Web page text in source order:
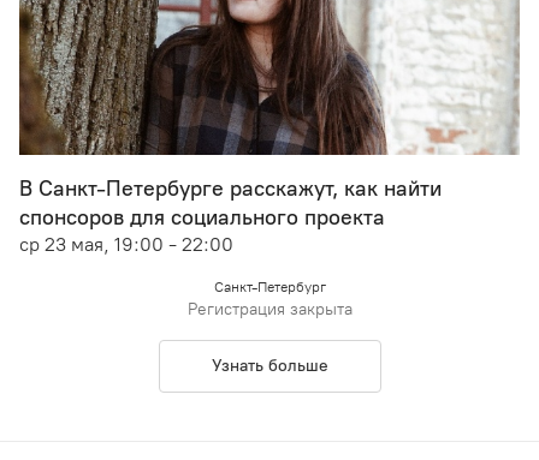
В Санкт-Петербурге расскажут, как найти
спонсоров для социального проекта
ср 23 мая, 19:00 - 22:00
Санкт-Петербург
Регистрация закрыта
Узнать больше